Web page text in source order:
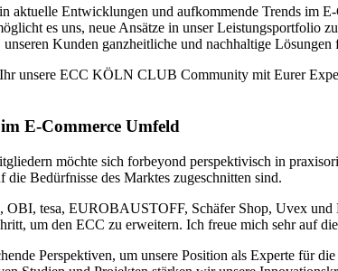
Entwicklungen und aufkommende Trends im
es uns, neue Ansätze in unser Leistungsportfolio
Kunden ganzheitliche und nachhaltige
unsere ECC KÖLN CLUB Community mit Eurer
E-Commerce Umfeld
möchte sich forbeyond perspektivisch in
Bedürfnisse des Marktes zugeschnitten sind.
tesa, EUROBAUSTOFF, Schäfer Shop, Uvex
um den ECC zu erweitern. Ich freue mich sehr auf
Perspektiven, um unsere Position als Experte für